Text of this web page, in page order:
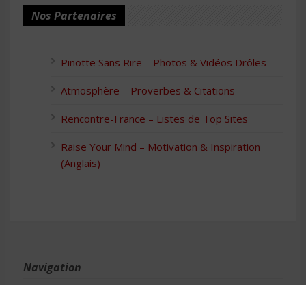
Nos Partenaires
Pinotte Sans Rire – Photos & Vidéos Drôles
Atmosphère – Proverbes & Citations
Rencontre-France – Listes de Top Sites
Raise Your Mind – Motivation & Inspiration
(Anglais)
Navigation